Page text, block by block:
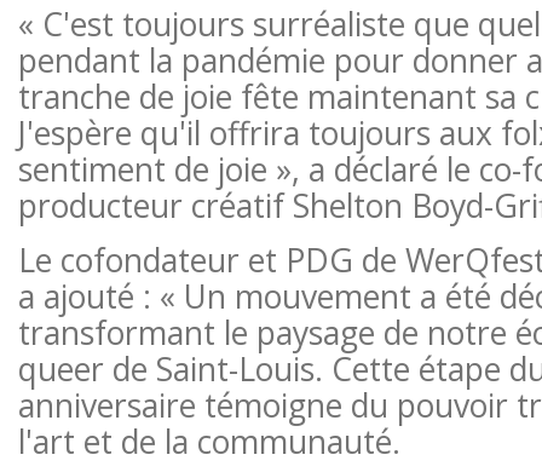
« C'est toujours surréaliste que
pendant la pandémie pour donner
tranche de joie fête maintenant sa
J'espère qu'il offrira toujours aux
sentiment de joie », a déclaré le
producteur créatif Shelton Boyd-
Le cofondateur et PDG de
a ajouté : « Un mouvement a été
transformant le paysage de notre
queer de Saint-Louis. Cette étape
anniversaire témoigne du pouvoir
l'art et de la communauté.